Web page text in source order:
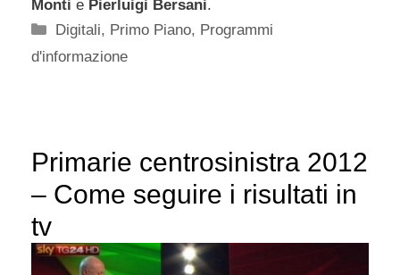
Monti e Pierluigi Bersani.
Categorie
Digitali, Primo Piano, Programmi
d'informazione
Primarie centrosinistra 2012
– Come seguire i risultati in
tv